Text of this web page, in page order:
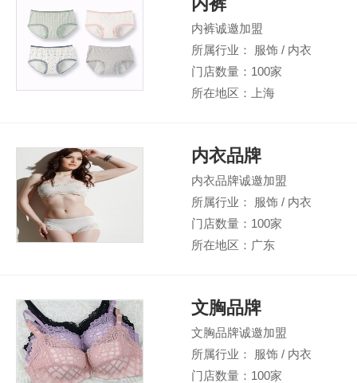
内裤诚邀加盟
所属行业： 服饰 / 内衣
门店数量：100家
所在地区：上海
内衣品牌
内衣品牌诚邀加盟
所属行业： 服饰 / 内衣
门店数量：100家
所在地区：广东
文胸品牌
文胸品牌诚邀加盟
所属行业： 服饰 / 内衣
门店数量：100家